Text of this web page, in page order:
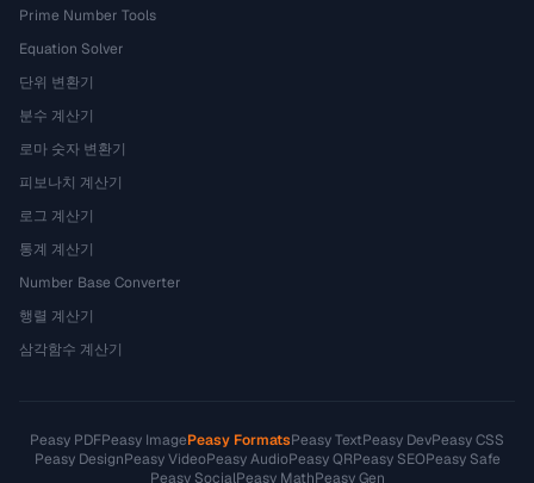
Prime Number Tools
Equation Solver
단위 변환기
분수 계산기
로마 숫자 변환기
피보나치 계산기
로그 계산기
통계 계산기
Number Base Converter
행렬 계산기
삼각함수 계산기
Peasy PDFPeasy ImagePeasy FormatsPeasy TextPeasy DevPeasy CSS
Peasy DesignPeasy VideoPeasy AudioPeasy QRPeasy SEOPeasy Safe
Peasy SocialPeasy MathPeasy Gen